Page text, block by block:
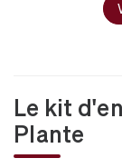
Le kit
Plante